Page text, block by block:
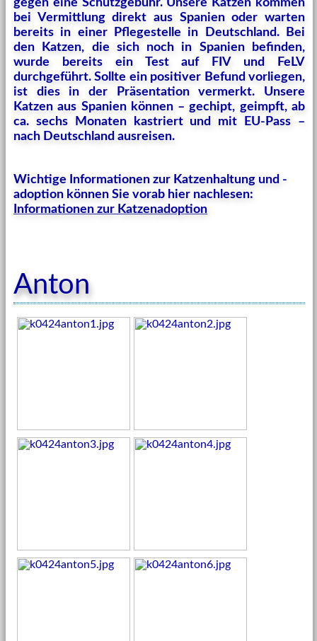
gegen eine Schutzgebühr. Unsere Katzen kommen
bei Vermittlung direkt aus Spanien oder warten
bereits in einer Pflegestelle in Deutschland. Bei
den Katzen, die sich noch in Spanien befinden,
wurde bereits ein Test auf FIV und FeLV
durchgeführt. Sollte ein positiver Befund vorliegen,
ist dies in der Präsentation vermerkt. Unsere
Katzen aus Spanien können – gechipt, geimpft, ab
ca. sechs Monaten kastriert und mit EU-Pass –
nach Deutschland ausreisen.
Wichtige Informationen zur Katzenhaltung und -
adoption können Sie vorab hier nachlesen:
Informationen zur Katzenadoption
Anton